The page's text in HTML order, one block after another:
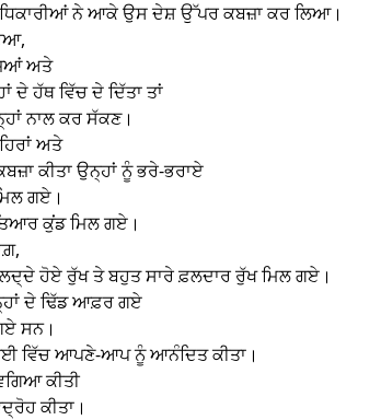
ਨੇ ਆਕੇ ਉਸ ਦੇਸ਼ ਉੱਪਰ ਕਬਜ਼ਾ ਕਰ ਲਿਆ।
ਅਤੇ
ਦੇ ਹੱਥ ਵਿੱਚ ਦੇ ਦਿੱਤਾ ਤਾਂ
ਨਾਲ ਕਰ ਸੱਕਣ।
ਅਤੇ
ਕੀਤਾ ਉਨ੍ਹਾਂ ਨੂੰ ਭਰੇ-ਭਰਾਏ
ਗਏ।
ਕੁਂਡ ਮਿਲ ਗਏ।
ਹੋਏ ਰੁੱਖ ਤੇ ਬਹੁਤ ਸਾਰੇ ਫ਼ਲਦਾਰ ਰੁੱਖ ਮਿਲ ਗਏ।
ਦੇ ਢਿੱਡ ਆਫ਼ਰ ਗਏ
ਸਨ।
ਵਿੱਚ ਆਪਣੇ-ਆਪ ਨੂੰ ਆਨੰਦਿਤ ਕੀਤਾ।
ਕੀਤੀ
ਕੀਤਾ।